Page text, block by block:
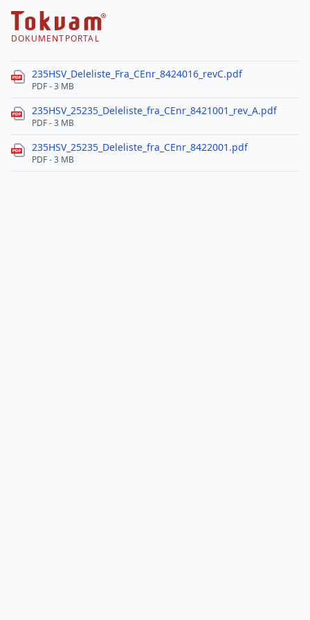
DOKUMENTPORTAL
235HSV_Deleliste_Fra_CEnr_8424016_revC.pdf
PDF - 3 MB
235HSV_25235_Deleliste_fra_CEnr_8421001_rev_A.pdf
PDF - 3 MB
235HSV_25235_Deleliste_fra_CEnr_8422001.pdf
PDF - 3 MB